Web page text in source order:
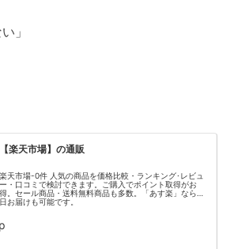
」
【楽天市場】の通販
楽天市場-0件 人気の商品を価格比較・ランキング･レビュ
ー・口コミで検討できます。ご購入でポイント取得がお
得。セール商品・送料無料商品も多数。「あす楽」なら翌
日お届けも可能です。